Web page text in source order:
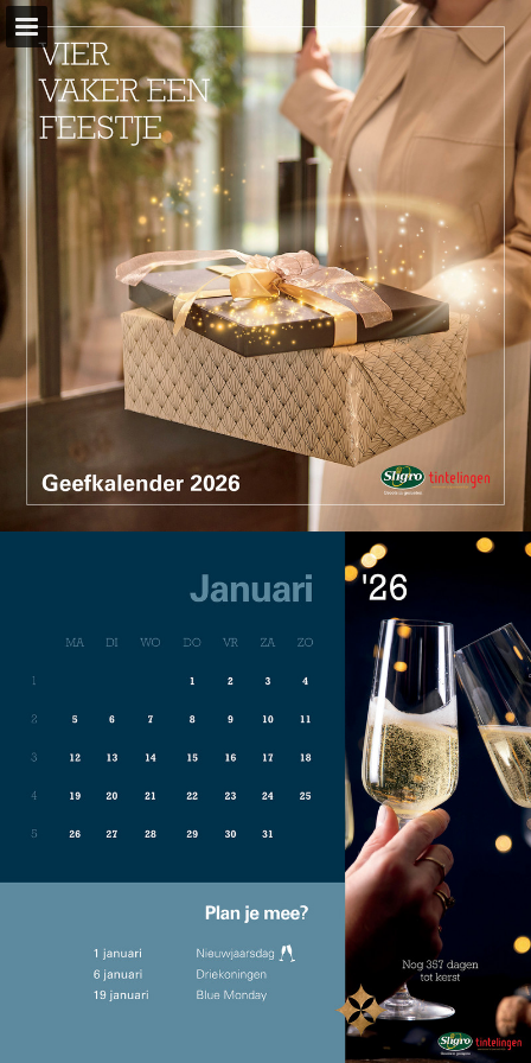
sligro.nl
Pagina overzicht
Volledig scherm
Download PDF
Zoeken
Privacybeleid bekijken
Publicatie rapporteren